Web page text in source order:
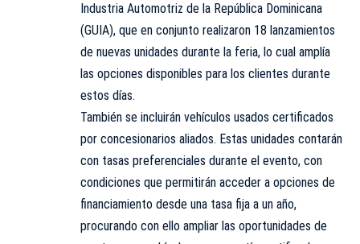
Industria Automotriz de la República Dominicana
(GUIA), que en conjunto realizaron 18 lanzamientos
de nuevas unidades durante la feria, lo cual amplía
las opciones disponibles para los clientes durante
estos días.
También se incluirán vehículos usados certificados
por concesionarios aliados. Estas unidades contarán
con tasas preferenciales durante el evento, con
condiciones que permitirán acceder a opciones de
financiamiento desde una tasa fija a un año,
procurando con ello ampliar las oportunidades de